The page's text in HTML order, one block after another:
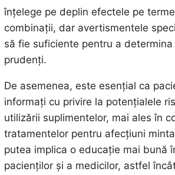
înțelege pe deplin efectele pe
combinații, dar avertismentele
să fie suficiente pentru a
prudenți.
De asemenea, este esențial ca
informați cu privire la potențialele
utilizării suplimentelor, mai ales în
tratamentelor pentru afecțiuni
putea implica o educație mai bună
pacienților și a medicilor, astfel